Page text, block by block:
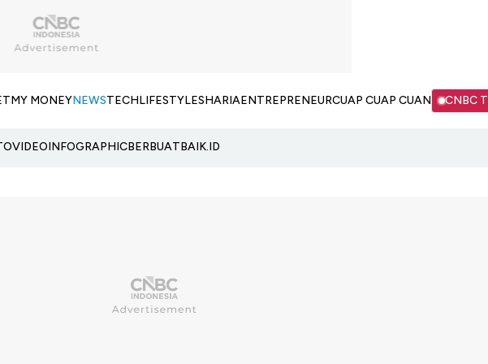
MY MONEYNEWSTECHLIFESTYLESHARIAENTREPRENEURCUAP CUAP CUAN CNBC
VIDEOINFOGRAPHICBERBUATBAIK.ID